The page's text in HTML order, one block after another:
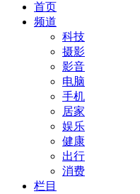
首页
频道
科技
摄影
影音
电脑
手机
居家
娱乐
健康
出行
消费
栏目